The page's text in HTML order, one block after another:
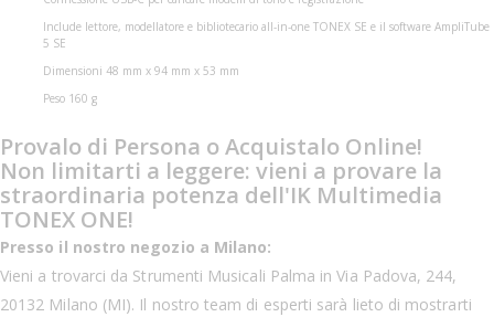
Include lettore, modellatore e bibliotecario all-in-one TONEX SE e il software AmpliTube
5 SE
Dimensioni 48 mm x 94 mm x 53 mm
Peso 160 g
Provalo di Persona o Acquistalo Online!
Non limitarti a leggere: vieni a provare la
straordinaria potenza dell'IK Multimedia
TONEX ONE!
Presso il nostro negozio a Milano:
Vieni a trovarci da Strumenti Musicali Palma in Via Padova, 244,
20132 Milano (MI). Il nostro team di esperti sarà lieto di mostrarti